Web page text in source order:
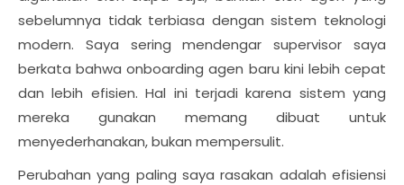
sebelumnya tidak terbiasa dengan sistem teknologi
modern. Saya sering mendengar supervisor saya
berkata bahwa onboarding agen baru kini lebih cepat
dan lebih efisien. Hal ini terjadi karena sistem yang
mereka gunakan memang dibuat untuk
menyederhanakan, bukan mempersulit.
Perubahan yang paling saya rasakan adalah efisiensi